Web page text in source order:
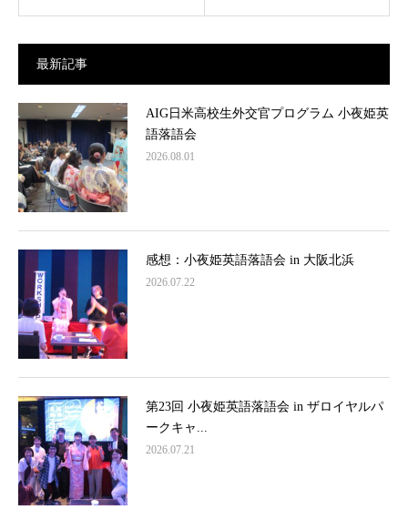
最新記事
AIG日米高校生外交官プログラム 小夜姫英
語落語会
2026.08.01
感想：小夜姫英語落語会 in 大阪北浜
2026.07.22
第23回 小夜姫英語落語会 in ザロイヤルパ
ークキャ...
2026.07.21